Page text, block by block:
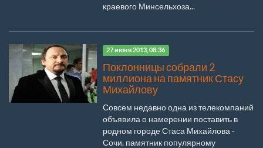
краевого Минсельхоза...
27 июня 2013, 08:36
Поклонницы собрали 2
миллиона на памятник Стасу
Михайлову
Совсем недавно одна из телекомпаний
объявила о намерении поставить в
родном городе Стаса Михайлова -
Сочи, памятник популярному